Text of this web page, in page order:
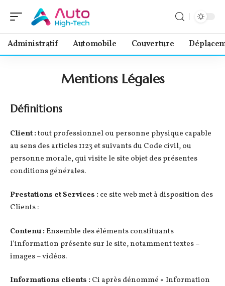
Administratif Automobile Couverture
Mentions Légales
Définitions
Client :tout professionnel ou personne physique capable
au sens des articles 1123 et suivants du Code civil, ou
personne morale, qui visite le site objet des présentes
conditions générales.
Prestations et Services : ce site web met à disposition des
Clients :
Contenu : Ensemble des éléments constituants
l’information présente sur le site, notamment textes –
images – vidéos.
Informations clients : Ci après dénommé « Information